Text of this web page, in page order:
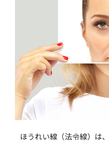
ほうれい線（法令線）は、